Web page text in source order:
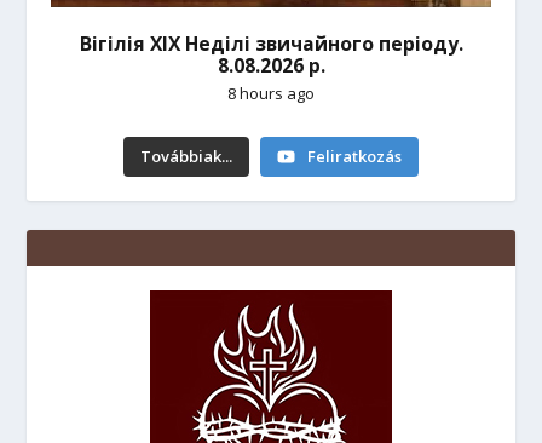
Вігілія ХІХ Неділі звичайного періоду.
8.08.2026 р.
8 hours ago
Továbbiak... Feliratkozás